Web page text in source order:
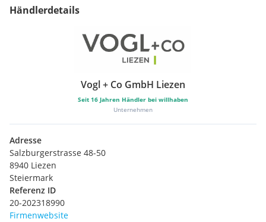
Händlerdetails
Vogl + Co GmbH Liezen
Seit 16 Jahren Händler bei willhaben
Unternehmen
Adresse
Salzburgerstrasse 48-50
8940 Liezen
Steiermark
Referenz ID
20-202318990
Firmenwebsite